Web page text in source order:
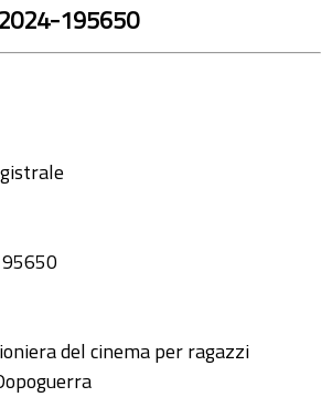
195650
del cinema per ragazzi